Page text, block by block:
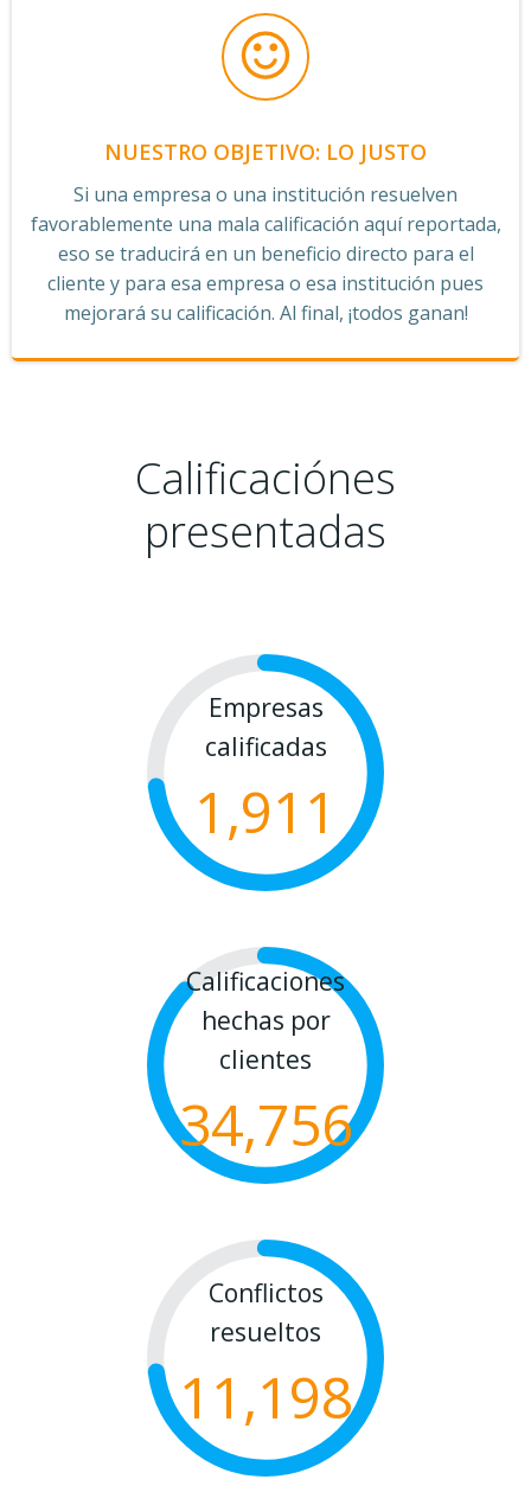
NUESTRO OBJETIVO: LO JUSTO
Si una empresa o una institución resuelven
favorablemente una mala calificación aquí reportada,
eso se traducirá en un beneficio directo para el
cliente y para esa empresa o esa institución pues
mejorará su calificación. Al final, ¡todos ganan!
Calificaciónes
presentadas
Empresas
calificadas
1,911
Calificaciones
hechas por
clientes
34,756
Conflictos
resueltos
11,198